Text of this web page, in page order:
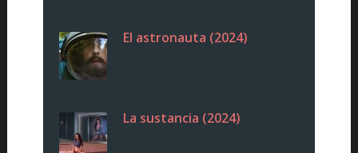
El astronauta (2024)
La sustancia (2024)